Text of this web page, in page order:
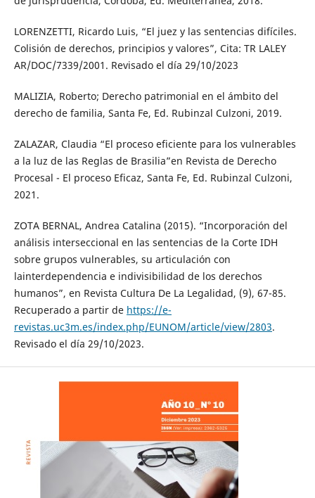
LORENZETTI, Ricardo Luis, “El juez y las sentencias difíciles.
Colisión de derechos, principios y valores”, Cita: TR LALEY
AR/DOC/7339/2001. Revisado el día 29/10/2023
MALIZIA, Roberto; Derecho patrimonial en el ámbito del
derecho de familia, Santa Fe, Ed. Rubinzal Culzoni, 2019.
ZALAZAR, Claudia “El proceso eficiente para los vulnerables
a la luz de las Reglas de Brasilia”en Revista de Derecho
Procesal - El proceso Eficaz, Santa Fe, Ed. Rubinzal Culzoni,
2021.
ZOTA BERNAL, Andrea Catalina (2015). “Incorporación del
análisis interseccional en las sentencias de la Corte IDH
sobre grupos vulnerables, su articulación con
lainterdependencia e indivisibilidad de los derechos
humanos”, en Revista Cultura De La Legalidad, (9), 67-85.
Recuperado a partir de https://e-
revistas.uc3m.es/index.php/EUNOM/article/view/2803.
Revisado el día 29/10/2023.